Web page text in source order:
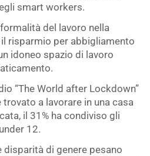
smart workers.
del lavoro nella
risparmio per abbigliamento
idoneo spazio di lavoro
“The World after Lockdown”
a lavorare in una casa
il 31% ha condiviso gli
12.
disparità di genere pesano